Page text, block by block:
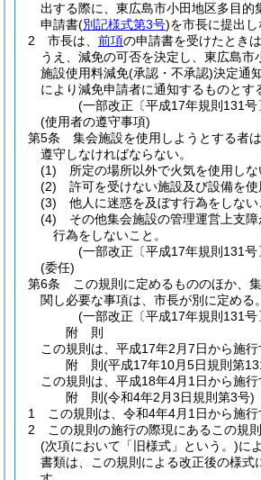
出する際に、東広島市小田地区多目的
申請書(別記様式第3号)を市長に提出し
2
市長は、 前項の申請書を受けたとき
うえ、減免の可否を決定し、東広島市
施設使用料減免(承認・不承認)決定通
により減免申請者に通知するものとす
(一部改正〔平成17年規則131号
(使用者の遵守事項)
第5条
集会施設を使用しようとする者
遵守しなければならない。
(1)
所定の場所以外で火気を使用しな
(2)
許可を受けない施設及び設備を使
(3)
他人に迷惑を及ぼす行為をしない
(4)
その他集会施設の管理運営上支
行為をしないこと。
(一部改正〔平成17年規則131号
(委任)
第6条
この規則に定めるもののほか、
関し必要な事項は、市長が別に定める。
(一部改正〔平成17年規則131号
附 則
この規則は、平成17年2月7日から施行
附 則(平成17年10月5日規則第
この規則は、平成18年4月1日から施行
附 則(令和4年2月3日規則第3号)
1
この規則は、令和4年4月1日から施行
2
この規則の施行の際現にあるこの規
(次項において「旧様式」という。)に
書類は、この規則による改正後の様式